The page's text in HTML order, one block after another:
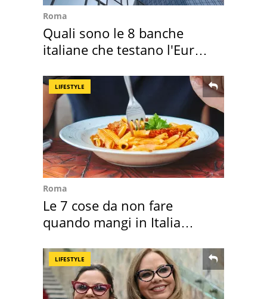
Roma
Quali sono le 8 banche
italiane che testano l'Euro
LIFESTYLE
Roma
Le 7 cose da non fare
quando mangi in Italia
LIFESTYLE